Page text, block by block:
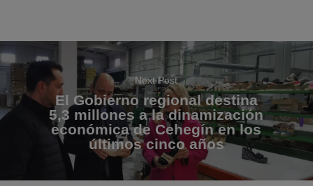
Next Post
El Gobierno regional destina
5,3 millones a la dinamización
económica de Cehegín en los
últimos cinco años